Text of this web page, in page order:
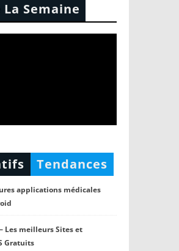
Semaine
Tendances
applications médicales
Les meilleurs Sites et
Gratuits